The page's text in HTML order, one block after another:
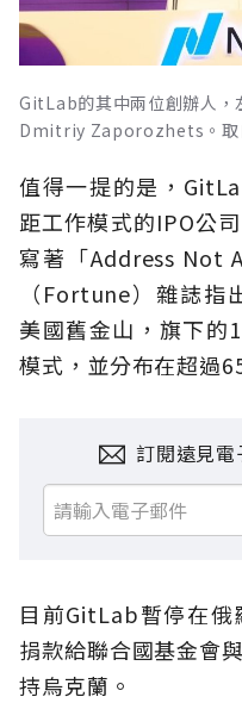
GitLab的其中兩位創辦人
Dmitriy Zaporozhets。取
值得一提的是，
距工作模式的IPO公
寫著「Address Not
（Fortune）雜誌指
美國舊金山，旗下的
模式，並分布在超過
訂閱遠見
目前GitLab暫停在俄
捐款給聯合國基金會
持烏克蘭。